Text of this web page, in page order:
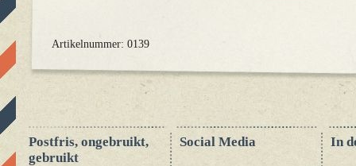
Artikelnummer: 0139
Postfris, ongebruikt,
gebruikt
Social Media In